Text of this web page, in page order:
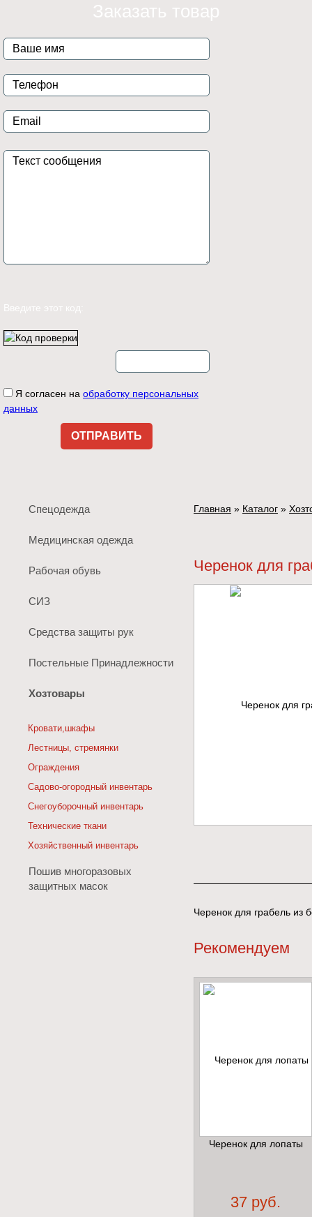
Заказать товар
Введите этот код:
Я согласен на обработку персональных
данных
Спецодежда
Медицинская одежда
Рабочая обувь
СИЗ
Средства защиты рук
Постельные Принадлежности
Хозтовары
Кровати,шкафы
Лестницы, стремянки
Ограждения
Садово-огородный инвентарь
Снегоуборочный инвентарь
Технические ткани
Хозяйственный инвентарь
Пошив многоразовых
защитных масок
Главная » Каталог »
Черенок для
Черенок для грабель из
Рекомендуем
Черенок для лопаты
37 руб.